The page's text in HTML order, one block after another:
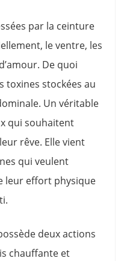
par la ceinture
le ventre, les
De quoi
toxines stockées au
Un véritable
qui souhaitent
rêve. Elle vient
qui veulent
leur effort physique
deux actions
chauffante et